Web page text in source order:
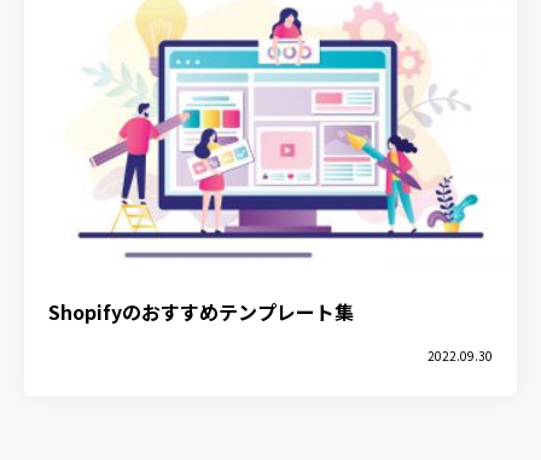
Shopifyのおすすめテンプレート集
2022.09.30